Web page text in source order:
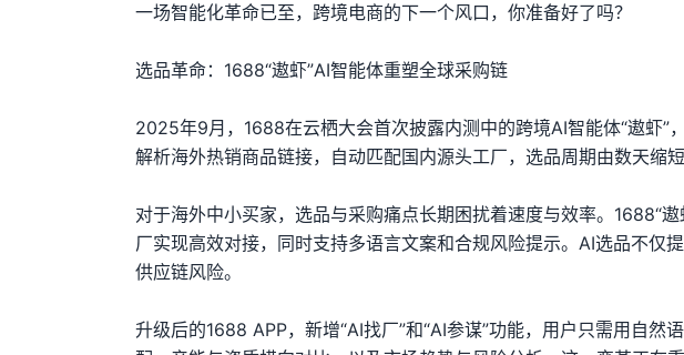
一场智能化革命已至，跨境电商的下一个风口，你准备好了吗？
选品革命：1688“遨虾”AI智能体重塑全球采购链
2025年9月，1688在云栖大会首次披露内测中的跨境AI智能体“遨虾”
解析海外热销商品链接，自动匹配国内源头工厂，选品周期由数天缩短
对于海外中小买家，选品与采购痛点长期困扰着速度与效率。1688“
厂实现高效对接，同时支持多语言文案和合规风险提示。AI选品不仅
供应链风险。
升级后的1688 APP，新增“AI找厂”和“AI参谋”功能，用户只需用自然